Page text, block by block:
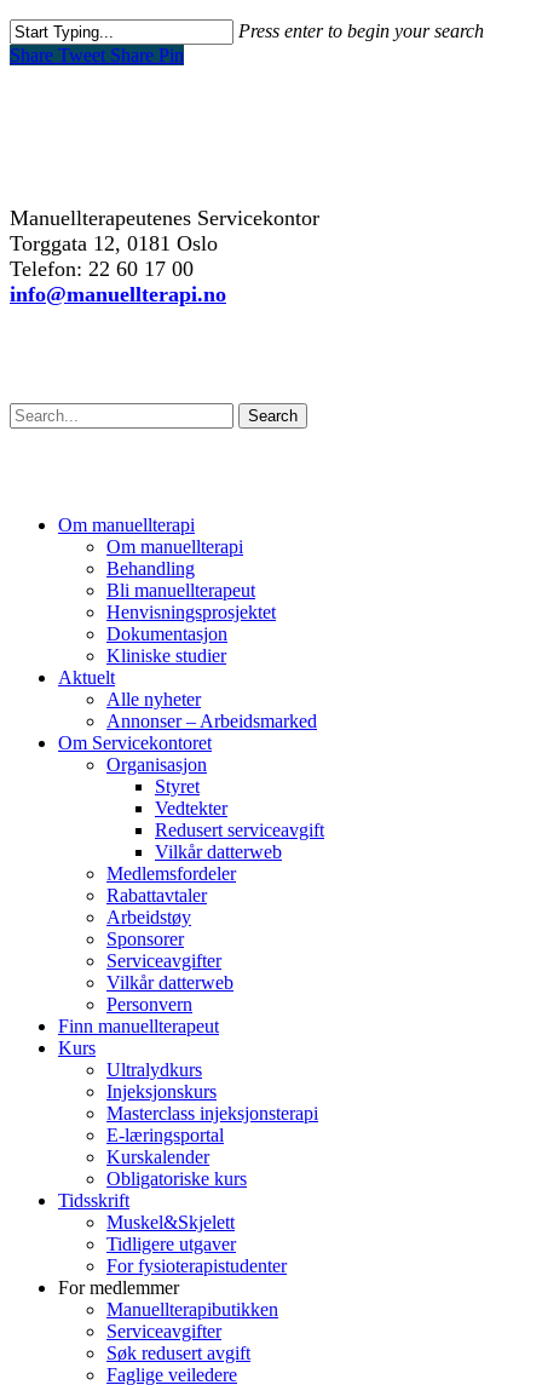
Press enter to begin your search
Share Tweet Share Pin
Manuellterapeutenes Servicekontor
Torggata 12, 0181 Oslo
Telefon: 22 60 17 00
info@manuellterapi.no
Search
Om manuellterapi
Om manuellterapi
Behandling
Bli manuellterapeut
Henvisningsprosjektet
Dokumentasjon
Kliniske studier
Aktuelt
Alle nyheter
Annonser – Arbeidsmarked
Om Servicekontoret
Organisasjon
Styret
Vedtekter
Redusert serviceavgift
Vilkår datterweb
Medlemsfordeler
Rabattavtaler
Arbeidstøy
Sponsorer
Serviceavgifter
Vilkår datterweb
Personvern
Finn manuellterapeut
Kurs
Ultralydkurs
Injeksjonskurs
Masterclass injeksjonsterapi
E-læringsportal
Kurskalender
Obligatoriske kurs
Tidsskrift
Muskel&Skjelett
Tidligere utgaver
For fysioterapistudenter
For medlemmer
Manuellterapibutikken
Serviceavgifter
Søk redusert avgift
Faglige veiledere